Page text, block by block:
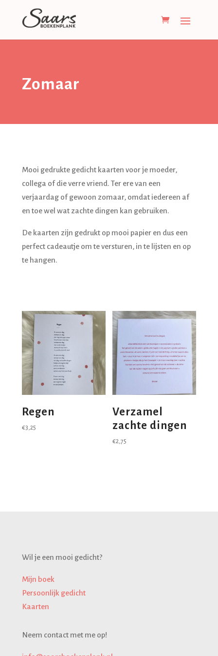
Zomaar
Mooi gedrukte gedicht kaarten voor je moeder,
collega of die verre vriend. Ter ere van een
verjaardag of gewoon zomaar, omdat iedereen af
en toe wel wat zachte dingen kan gebruiken.
De kaarten zijn gedrukt op mooi papier en dus een
perfect cadeautje om te versturen, in te lijsten en op
te hangen.
Regen
€3,25
Verzamel
zachte dingen
€2,75
Wil je een mooi gedicht?
Mijn boek
Persoonlijk gedicht
Kaarten
Neem contact met me op!